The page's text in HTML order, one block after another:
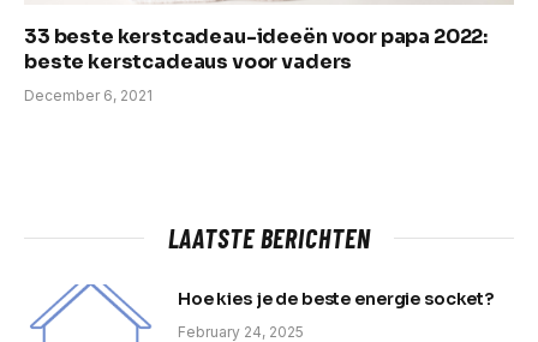
33 beste kerstcadeau-ideeën voor papa 2022:
beste kerstcadeaus voor vaders
December 6, 2021
LAATSTE BERICHTEN
Hoe kies je de beste energie socket?
February 24, 2025